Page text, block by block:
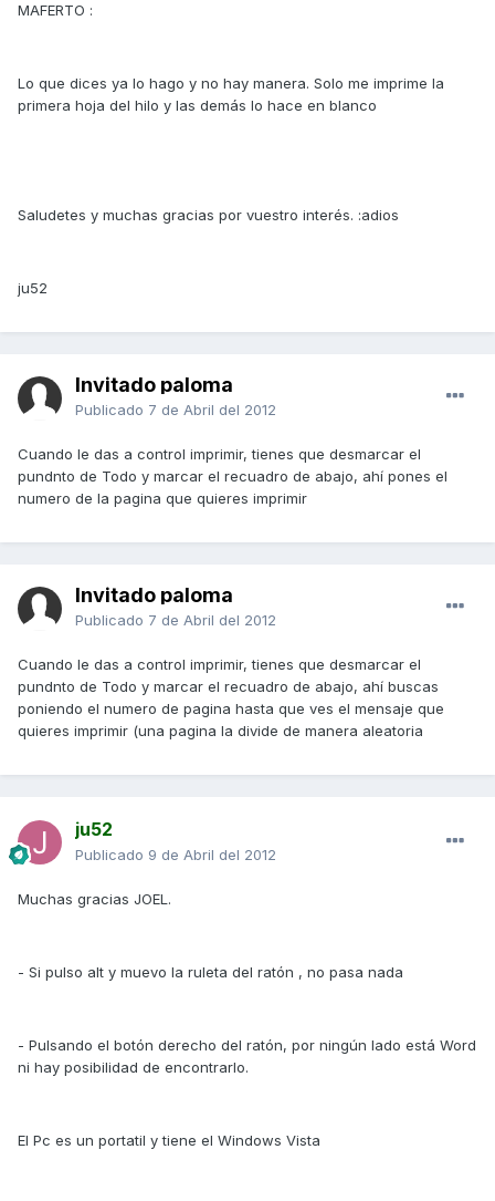
MAFERTO :
Lo que dices ya lo hago y no hay manera. Solo me imprime la
primera hoja del hilo y las demás lo hace en blanco
Saludetes y muchas gracias por vuestro interés. :adios
ju52
Invitado paloma
Publicado 7 de Abril del 2012
Cuando le das a control imprimir, tienes que desmarcar el
pundnto de Todo y marcar el recuadro de abajo, ahí pones el
numero de la pagina que quieres imprimir
Invitado paloma
Publicado 7 de Abril del 2012
Cuando le das a control imprimir, tienes que desmarcar el
pundnto de Todo y marcar el recuadro de abajo, ahí buscas
poniendo el numero de pagina hasta que ves el mensaje que
quieres imprimir (una pagina la divide de manera aleatoria
ju52
Publicado 9 de Abril del 2012
Muchas gracias JOEL.
- Si pulso alt y muevo la ruleta del ratón , no pasa nada
- Pulsando el botón derecho del ratón, por ningún lado está Word
ni hay posibilidad de encontrarlo.
El Pc es un portatil y tiene el Windows Vista